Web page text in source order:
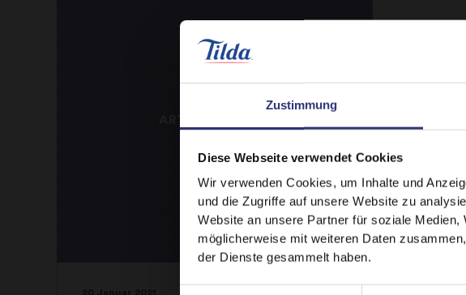
Zustimmung
Diese Webseite verwendet Cookies
Wir verwenden Cookies, um Inhalte und
und die Zugriffe auf unsere Website zu
Website an unsere Partner für soziale
möglicherweise mit weiteren Daten
der Dienste gesammelt haben.
Stay on